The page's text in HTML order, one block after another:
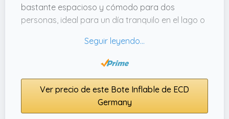
bastante espacioso y cómodo para dos
personas, ideal para un día tranquilo en el lago o
forma puntiaguda ayuda a que avance mejor
que otros hinchables normales, así que no solo
con más soltura.
Lo que me parece útil es que se infla y desinfla
Ver precio de este Bote Inflable de ECD
Germany